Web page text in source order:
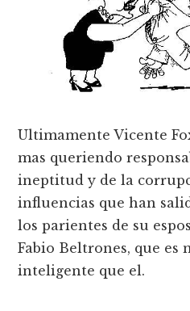
Ultimamente Vicente
mas queriendo
ineptitud y de la
influencias que han
los parientes de su
Fabio Beltrones, que es
inteligente que el.